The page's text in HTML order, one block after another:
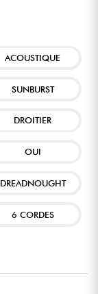
ACOUSTIQUE
SUNBURST
DROITIER
OUI
DREADNOUGHT
6 CORDES